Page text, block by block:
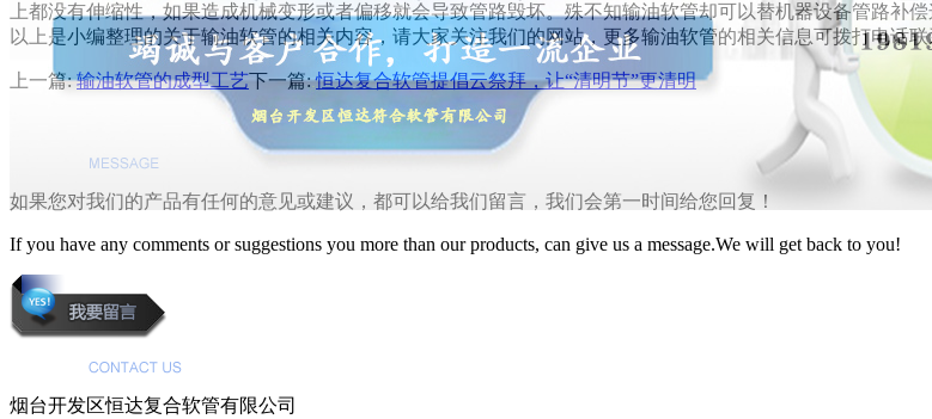
上都没有伸缩性，如果造成机械变形或者偏移就会导致管路毁坏。殊不知输油软管却可以替机器设备管路补
以上是小编整理的关于输油软管的相关内容，请大家关注我们的网站，更多输油软管的相关信息可拨打电话
上一篇:输油软管的成型工艺下一篇:恒达复合软管提倡云祭拜，让“清明节”更清明
如果您对我们的产品有任何的意见或建议，都可以给我们留言，我们会第一时间给您回复！
If you have any comments or suggestions you more than our products, can give us a message.We will get back to you!
烟台开发区恒达复合软管有限公司